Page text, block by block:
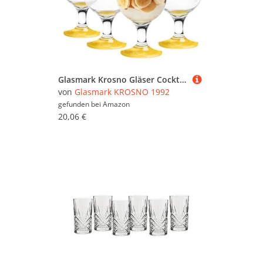
Glasmark Krosno Gläser Cocktailgläser Set Longdrink Cocktail Gin Bier Wasser Longdrinkgläser Cocktailgläser Trinkglas Wasserglas Glas Smoothie Dessert Spülmaschinenfest Gelb 4 x 420ml
von Glasmark KROSNO 1992
gefunden bei Amazon
20,06 €